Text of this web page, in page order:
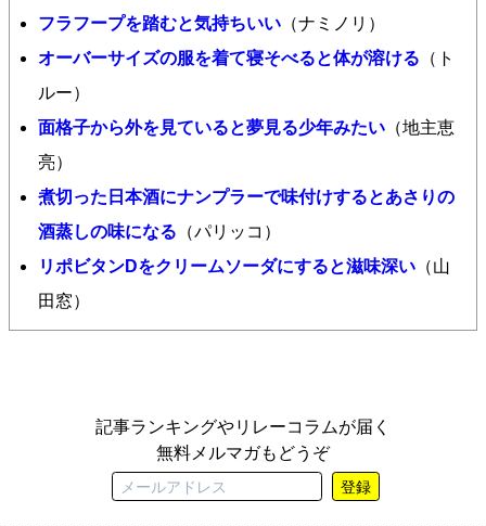
フラフープを踏むと気持ちいい （ナミノリ）
オーバーサイズの服を着て寝そべると体が溶ける （ト
ルー）
面格子から外を見ていると夢見る少年みたい （地主恵
亮）
煮切った日本酒にナンプラーで味付けするとあさりの
酒蒸しの味になる （パリッコ）
リポビタンDをクリームソーダにすると滋味深い （山
田窓）
記事ランキングやリレーコラムが届く
無料メルマガもどうぞ
登録